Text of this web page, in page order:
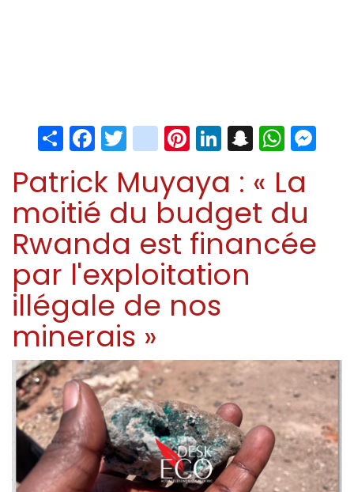
ShareFacebook
Twitter
instagram
Pinterest
LinkedIn
Snapchat
Patrick Muyaya : « La
moitié du budget du
Rwanda est financée
par l'exploitation
illégale de nos
minerais »